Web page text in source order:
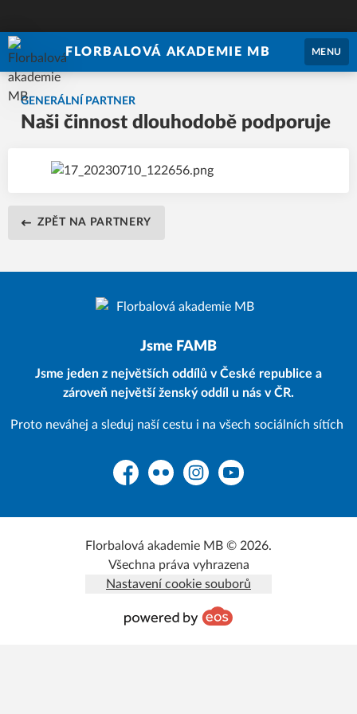
FLORBALOVÁ AKADEMIE MB MENU
GENERÁLNÍ PARTNER
Naši činnost dlouhodobě podporuje
ZPĚT NA PARTNERY
Jsme FAMB
Jsme jeden z největších oddílů v České republice a
zároveň největší ženský oddíl u nás v ČR.
Proto neváhej a sleduj naší cestu i na všech sociálních sítích
FacebookFlickr InstagramYouTube
Florbalová akademie MB © 2026.
Všechna práva vyhrazena
Nastavení cookie souborů